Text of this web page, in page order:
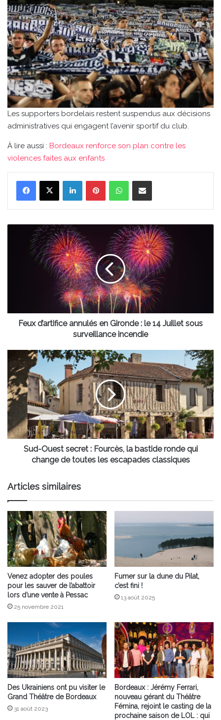
Les supporters bordelais restent suspendus aux décisions
administratives qui engagent l’avenir sportif du club.
À lire aussi : Bordeaux renforce son plan contre les
violences faites aux enfants
LinkedinPinterestWhatsAppPartager par email
d’artifice
Juillet
sousFeux d’artifice annulés en Gironde : le 14 Juillet sous
surveillance incendie
Ouest
secret
:
Fourcès,
la
bastide
ronde
qui
change
escapades
classiques
Sud-Ouest secret : Fourcès, la bastide ronde qui
change de toutes les escapades classiques
Articles similaires
Venez adopter des poules
pour les sauver de l’abattoir
lors d’une vente à Pessac
25 novembre 2021
Fumer sur la dune du Pilat,
c’est fini !
13 août 2025
Des Ukrainiens ont pu visiter le
Grand Théâtre de Bordeaux
31 août 2023
Bordeaux : Jérémy Ferrari,
nouveau gérant du Théâtre
Fémina, rejoint le casting de la
prochaine saison de LOL : qui